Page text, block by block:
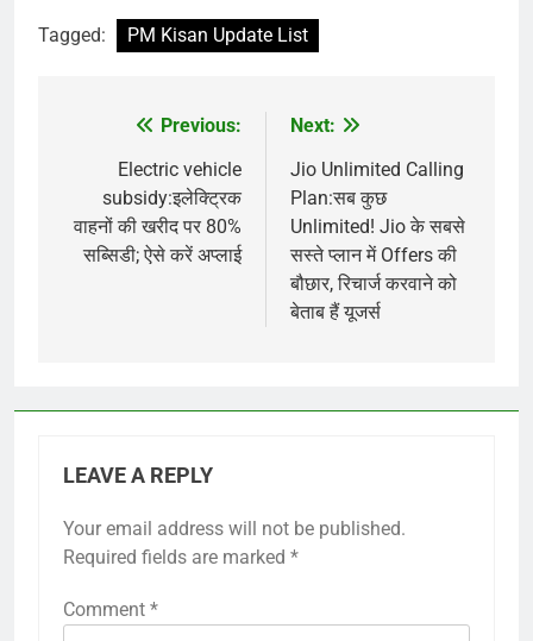
Tagged: PM Kisan Update List
navigation
Previous:
Electric vehicle
subsidy:इलेक्ट्रिक
वाहनों की खरीद पर 80%
सब्सिडी; ऐसे करें अप्लाई
Next:
Jio Unlimited Calling
Plan:सब कुछ
Unlimited! Jio के सबसे
सस्ते प्लान में Offers की
बौछार, रिचार्ज करवाने को
बेताब हैं यूजर्स
LEAVE A REPLY
Your email address will not be published.
Required fields are marked *
Comment *